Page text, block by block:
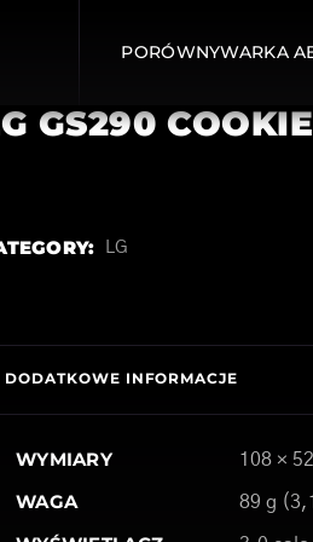
PORÓWNYWARKA
GS290
LG
DODATKOWE INFORMACJE
WYMIARY 108 ×
WAGA 89 g